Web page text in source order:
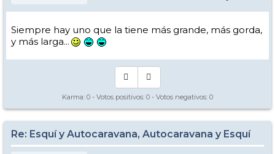
Siempre hay uno que la tiene más grande, más gorda,
y más larga...
Karma: 0 - Votos positivos: 0 - Votos negativos: 0
Re: Esquí y Autocaravana, Autocaravana y Esquí